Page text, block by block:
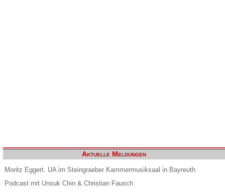
Aktuelle Meldungen
Moritz Eggert. UA im Steingraeber Kammermusiksaal in Bayreuth
Podcast mit Unsuk Chin & Christian Fausch